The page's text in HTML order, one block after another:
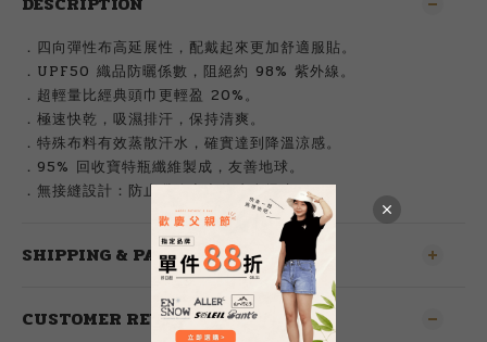
．四向彈性布高延展性，配戴起來更加舒適服貼。
．UPF50 織品防曬係數，阻絕約 98% 紫外線。
．超輕量比經典頭巾更輕盈 20%。
．極速快乾，吸濕排汗，保持清爽。
．特殊布料有效蒸散汗水，確實達到降溫涼感。
．95% 回收寶特瓶纖維製成，友善地球。
．無接縫設計：防止纖維突出使皮膚搔癢。
SHIPPING & PAYMENT
CUSTOMER REVIEWS